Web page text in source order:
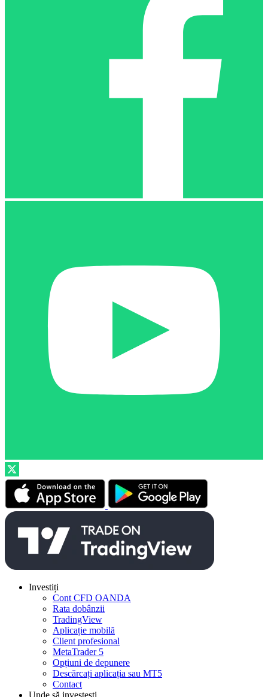
Investiți
Cont CFD OANDA
Rata dobânzii
TradingView
Aplicație mobilă
Client profesional
MetaTrader 5
Opțiuni de depunere
Descărcați aplicația sau MT5
Contact